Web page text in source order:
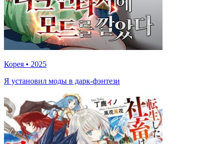
Корея • 2025
Я установил моды в дарк-фэнтези